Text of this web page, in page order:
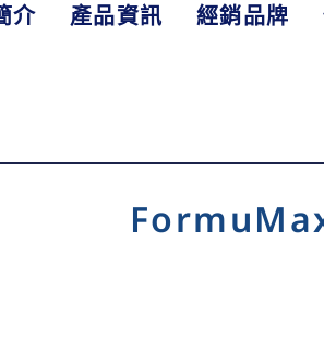
介 產品資訊 經銷品牌